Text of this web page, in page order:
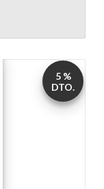
5 %
DTO.